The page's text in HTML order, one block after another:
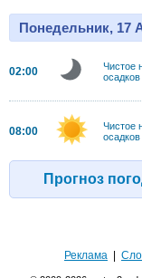
Понедельник, 17
02:00
Чистое
осадков
08:00
Чистое
осадков
Прогноз
Реклама